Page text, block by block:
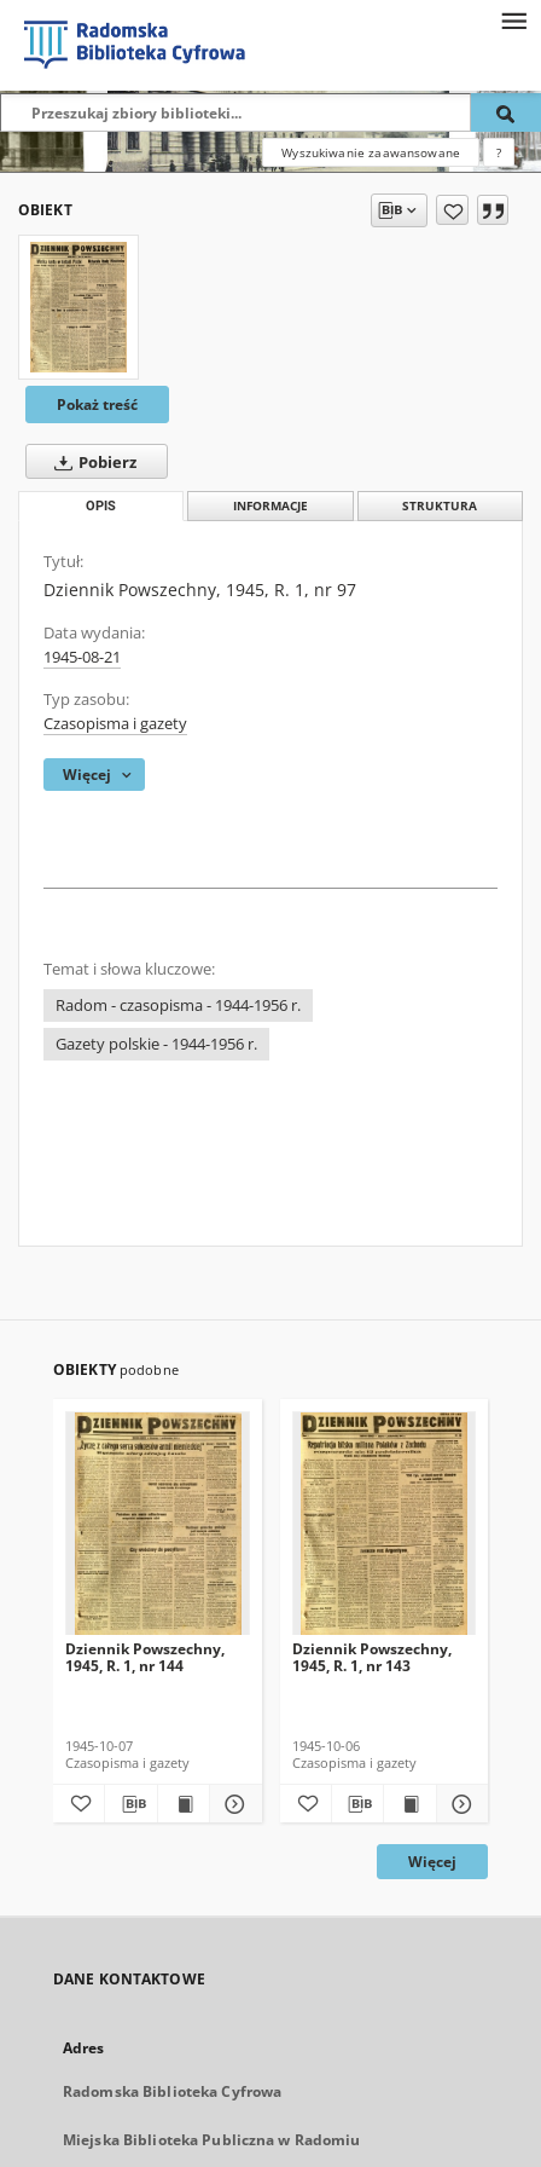
Wyszukiwanie zaawansowane ?
OBIEKT
Pokaż treść
Pobierz
OPIS INFORMACJE STRUKTURA
Tytuł:
Dziennik Powszechny, 1945, R. 1, nr 97
Data wydania:
1945-08-21
Typ zasobu:
Czasopisma i gazety
Więcej
Temat i słowa kluczowe:
Radom - czasopisma - 1944-1956 r.
Gazety polskie - 1944-1956 r.
OBIEKTY podobne
Dziennik Powszechny,
1945, R. 1, nr 144
1945-10-07
Czasopisma i gazety
Dziennik Powszechny,
1945, R. 1, nr 143
1945-10-06
Czasopisma i gazety
Więcej
DANE KONTAKTOWE
Adres
Radomska Biblioteka Cyfrowa
Miejska Biblioteka Publiczna w Radomiu